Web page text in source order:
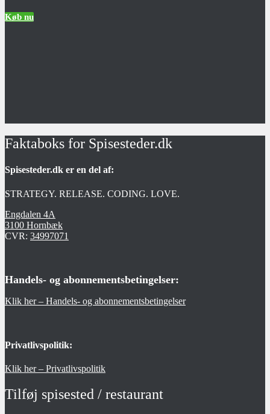
Køb nu
Faktaboks for Spisesteder.dk
Spisesteder.dk er en del af:
STRATEGY. RELEASE. CODING. LOVE.
Engdalen 4A
3100 Hornbæk
CVR: 34997071
Handels- og abonnementsbetingelser:
Klik her – Handels- og abonnementsbetingelser
Privatlivspolitik:
Klik her – Privatlivspolitik
Tilføj spisested / restaurant